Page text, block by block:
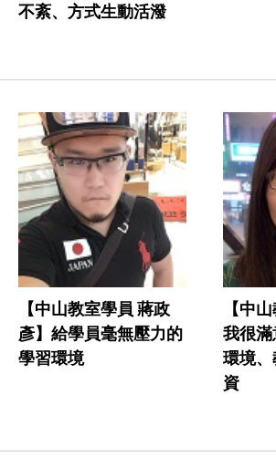
不紊、方式生動活潑
【中山教室學員 蔣政
彥】給學員毫無壓力的
學習環境
【中
我很
環境
資